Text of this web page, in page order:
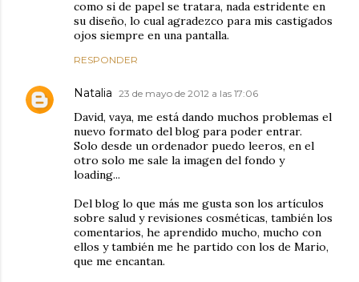
como si de papel se tratara, nada estridente en
su diseño, lo cual agradezco para mis castigados
ojos siempre en una pantalla.
RESPONDER
Natalia 23 de mayo de 2012 a las 17:06
David, vaya, me está dando muchos problemas el
nuevo formato del blog para poder entrar.
Solo desde un ordenador puedo leeros, en el
otro solo me sale la imagen del fondo y
loading...
Del blog lo que más me gusta son los artículos
sobre salud y revisiones cosméticas, también los
comentarios, he aprendido mucho, mucho con
ellos y también me he partido con los de Mario,
que me encantan.